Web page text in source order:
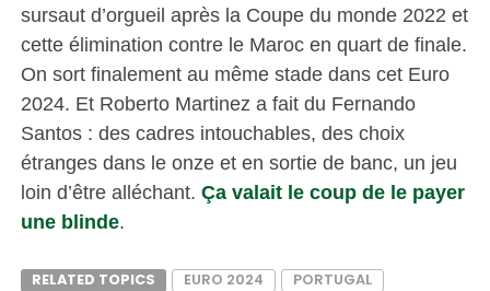
sursaut d’orgueil après la Coupe du monde 2022 et
cette élimination contre le Maroc en quart de finale.
On sort finalement au même stade dans cet Euro
2024. Et Roberto Martinez a fait du Fernando
Santos : des cadres intouchables, des choix
étranges dans le onze et en sortie de banc, un jeu
loin d’être alléchant. Ça valait le coup de le payer
une blinde.
RELATED TOPICS EURO 2024
PORTUGAL